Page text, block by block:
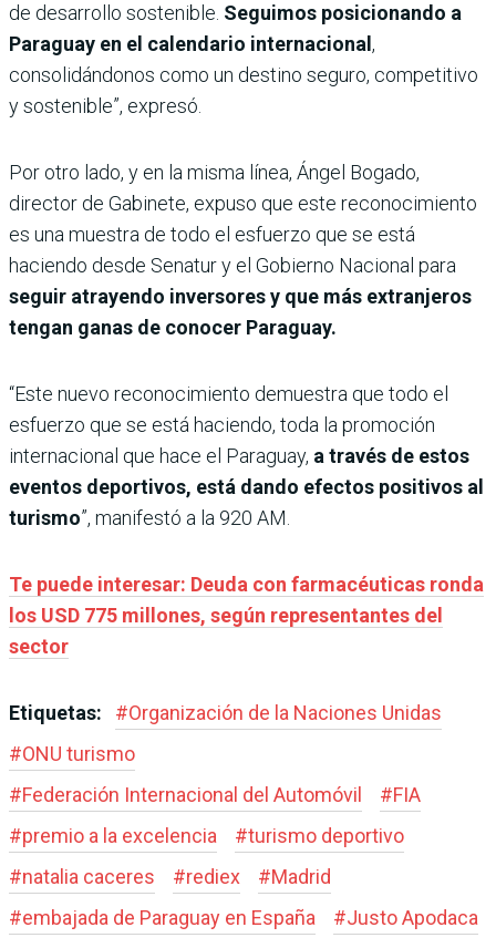
de desarrollo sostenible. Seguimos posicionando a
Paraguay en el calendario internacional ,
consolidándonos como un destino seguro, competitivo
y sostenible”, expresó.
Por otro lado, y en la misma línea, Ángel Bogado,
director de Gabinete, expuso que este reconocimiento
es una muestra de todo el esfuerzo que se está
haciendo desde Senatur y el Gobierno Nacional para
seguir atrayendo inversores y que más extranjeros
tengan ganas de conocer Paraguay.
“Este nuevo reconocimiento demuestra que todo el
esfuerzo que se está haciendo, toda la promoción
internacional que hace el Paraguay, a través de estos
eventos deportivos, está dando efectos positivos al
turismo”, manifestó a la 920 AM.
Te puede interesar: Deuda con farmacéuticas ronda
los USD 775 millones, según representantes del
sector
Etiquetas: #Organización de la Naciones Unidas
#ONU turismo
#Federación Internacional del Automóvil #FIA
#premio a la excelencia #turismo deportivo
#natalia caceres #rediex #Madrid
#embajada de Paraguay en España #Justo Apodaca